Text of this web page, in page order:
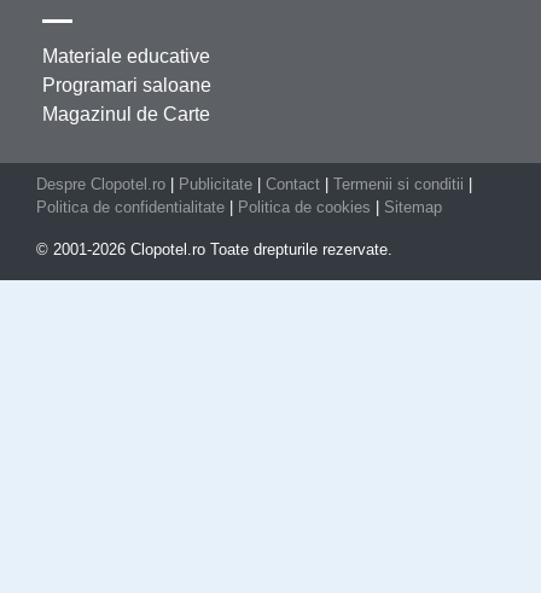
Materiale educative
Programari saloane
Magazinul de Carte
Despre Clopotel.ro Publicitate Contact Termenii si conditii
Politica de confidentialitate
Politica de cookies Sitemap
© 2001-2026 Clopotel.ro Toate drepturile rezervate.